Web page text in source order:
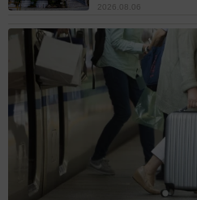
ャスター。「ｎｏｎ－ｎｏ」で
モデル、女優としても活躍。近
ネル「あすかさんち。」や、Ｏ
明日香のげーむちゃんねる」な
◇ ◇
ＹｏｕＴｕｂｅチャンネル「あ
2026.08.06